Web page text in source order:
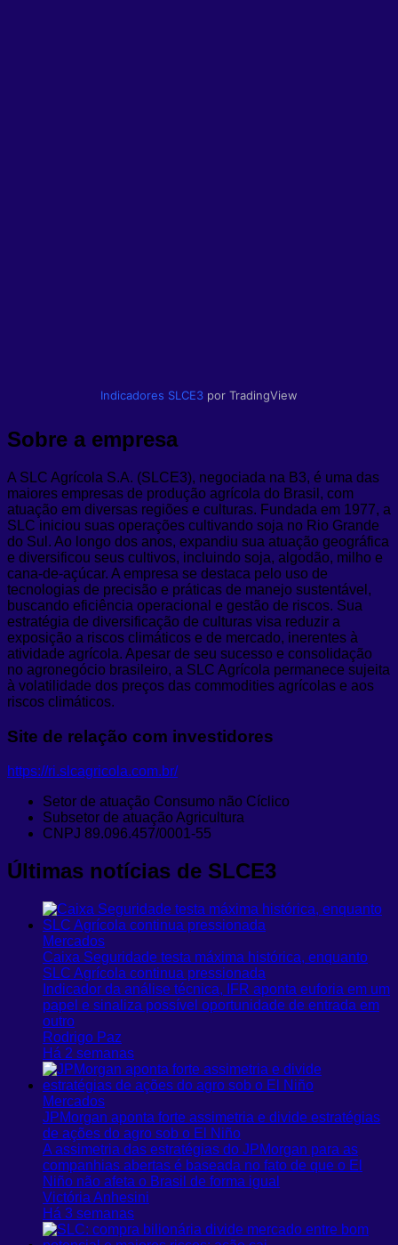
Indicadores SLCE3 por TradingView
Sobre a empresa
A SLC Agrícola S.A. (SLCE3), negociada na B3, é uma das
maiores empresas de produção agrícola do Brasil, com
atuação em diversas regiões e culturas. Fundada em 1977, a
SLC iniciou suas operações cultivando soja no Rio Grande
do Sul. Ao longo dos anos, expandiu sua atuação geográfica
e diversificou seus cultivos, incluindo soja, algodão, milho e
cana-de-açúcar. A empresa se destaca pelo uso de
tecnologias de precisão e práticas de manejo sustentável,
buscando eficiência operacional e gestão de riscos. Sua
estratégia de diversificação de culturas visa reduzir a
exposição a riscos climáticos e de mercado, inerentes à
atividade agrícola. Apesar de seu sucesso e consolidação
no agronegócio brasileiro, a SLC Agrícola permanece sujeita
à volatilidade dos preços das commodities agrícolas e aos
riscos climáticos.
Site de relação com investidores
https://ri.slcagricola.com.br/
Setor de atuação Consumo não Cíclico
Subsetor de atuação Agricultura
CNPJ 89.096.457/0001-55
Últimas notícias de SLCE3
Mercados
Caixa Seguridade testa máxima histórica, enquanto
SLC Agrícola continua pressionada
Indicador da análise técnica, IFR aponta euforia em um
papel e sinaliza possível oportunidade de entrada em
outro
Rodrigo Paz
Há 2 semanas
Mercados
JPMorgan aponta forte assimetria e divide estratégias
de ações do agro sob o El Niño
A assimetria das estratégias do JPMorgan para as
companhias abertas é baseada no fato de que o El
Niño não afeta o Brasil de forma igual
Victória Anhesini
Há 3 semanas